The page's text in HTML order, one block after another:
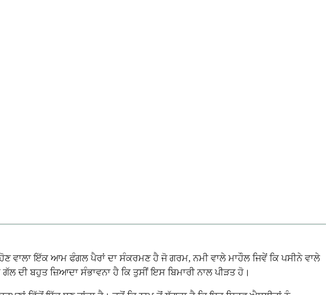
ਹੋਣ ਵਾਲਾ ਇੱਕ ਆਮ ਫੰਗਲ ਪੈਰਾਂ ਦਾ ਸੰਕਰਮਣ ਹੈ ਜੋ ਗਰਮ, ਨਮੀ ਵਾਲੇ ਮਾਹੌਲ ਜਿਵੇਂ ਕਿ ਪਸੀਨੇ ਵਾਲੇ
ਦੀ ਬਹੁਤ ਜ਼ਿਆਦਾ ਸੰਭਾਵਨਾ ਹੈ ਕਿ ਤੁਸੀਂ ਇਸ ਬਿਮਾਰੀ ਨਾਲ ਪੀੜਤ ਹੋ।